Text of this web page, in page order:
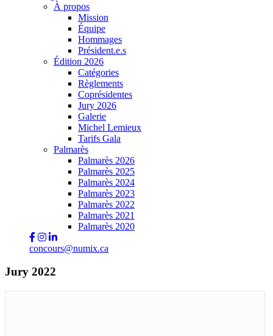
À propos
Mission
Équipe
Hommages
Président.e.s
Édition 2026
Catégories
Règlements
Coprésidentes
Jury 2026
Galerie
Michel Lemieux
Tarifs Gala
Palmarès
Palmarès 2026
Palmarès 2025
Palmarès 2024
Palmarès 2023
Palmarès 2022
Palmarès 2021
Palmarès 2020
concours@numix.ca
Jury 2022